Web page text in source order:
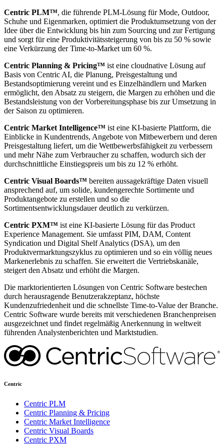
Centric PLM™, die führende PLM-Lösung für Mode, Outdoor,
Schuhe und Eigenmarken, optimiert die Produktumsetzung von der
Idee über die Entwicklung bis hin zum Sourcing und zur Fertigung
und sorgt für eine Produktivitätssteigerung von bis zu 50 % sowie
eine Verkürzung der Time-to-Market um 60 %.
Centric Planning & Pricing™ ist eine cloudnative Lösung auf
Basis von Centric AI, die Planung, Preisgestaltung und
Bestandsoptimierung vereint und es Einzelhändlern und Marken
ermöglicht, den Absatz zu steigern, die Margen zu erhöhen und die
Bestandsleistung von der Vorbereitungsphase bis zur Umsetzung in
der Saison zu optimieren.
Centric Market Intelligence™ ist eine KI-basierte Plattform, die
Einblicke in Kundentrends, Angebote von Mitbewerbern und deren
Preisgestaltung liefert, um die Wettbewerbsfähigkeit zu verbessern
und mehr Nähe zum Verbraucher zu schaffen, wodurch sich der
durchschnittliche Einstiegspreis um bis zu 12 % erhöht.
Centric Visual Boards™ bereiten aussagekräftige Daten visuell
ansprechend auf, um solide, kundengerechte Sortimente und
Produktangebote zu erstellen und so die
Sortimentsentwicklungsdauer deutlich zu verkürzen.
Centric PXM™ ist eine KI-basierte Lösung für das Product
Experience Management. Sie umfasst PIM, DAM, Content
Syndication und Digital Shelf Analytics (DSA), um den
Produktvermarktungszyklus zu optimieren und so ein völlig neues
Markenerlebnis zu schaffen. Sie erweitert die Vertriebskanäle,
steigert den Absatz und erhöht die Margen.
Die marktorientierten Lösungen von Centric Software bestechen
durch herausragende Benutzerakzeptanz, höchste
Kundenzufriedenheit und die schnellste Time-to-Value der Branche.
Centric Software wurde bereits mit verschiedenen Branchenpreisen
ausgezeichnet und findet regelmäßig Anerkennung in weltweit
führenden Analystenberichten und Marktstudien.
Centric
Centric PLM
Centric Planning & Pricing
Centric Market Intelligence
Centric Visual Boards
Centric PXM